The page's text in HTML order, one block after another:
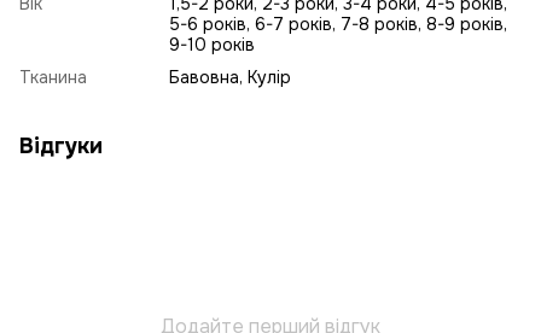
5-6 років, 6-7 років, 7-8 років, 8-9 років,
9-10 років
Тканина
Бавовна, Кулір
Відгуки
Додайте перший відгук